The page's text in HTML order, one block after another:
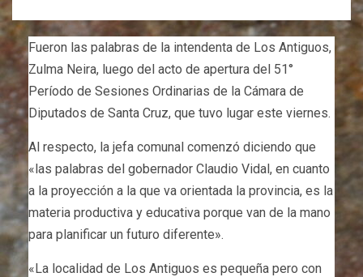
Fueron las palabras de la intendenta de Los Antiguos,
Zulma Neira, luego del acto de apertura del 51°
Período de Sesiones Ordinarias de la Cámara de
Diputados de Santa Cruz, que tuvo lugar este viernes.
Al respecto, la jefa comunal comenzó diciendo que
«las palabras del gobernador Claudio Vidal, en cuanto
a la proyección a la que va orientada la provincia, es la
materia productiva y educativa porque van de la mano
para planificar un futuro diferente».
«La localidad de Los Antiguos es pequeña pero con